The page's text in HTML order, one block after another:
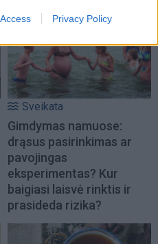
Privacy Policy
Sveikata
Gimdymas namuose:
drąsus pasirinkimas ar
pavojingas
eksperimentas? Kur
baigiasi laisvė rinktis ir
prasideda rizika?